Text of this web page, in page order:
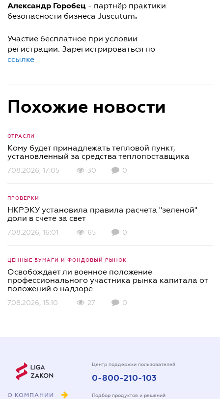
Александр Горобец - партнёр практики
безопасности бизнеса Juscutum.
Участие бесплатное при условии
регистрации. Зарегистрироваться по
ссылке
Похожие новости
ОТРАСЛИ
Кому будет принадлежать тепловой пункт,
установленный за средства теплопоставщика
7.08.2026, 17:05 30 0
ПРОВЕРКИ
НКРЭКУ установила правила расчета "зеленой"
доли в счете за свет
7.08.2026, 16:01 65 0
ЦЕННЫЕ БУМАГИ И ФОНДОВЫЙ РЫНОК
Освобождает ли военное положение
профессионального участника рынка капитала от
положений о надзоре
7.08.2026, 15:10 27 0
О КОМПАНИИ
Центр поддержки пользователей
0-800-210-103
Подбор продуктов и решений